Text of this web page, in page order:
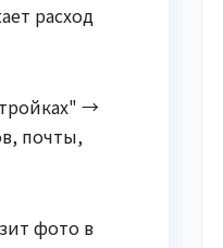
расход
→
почты,
фото в